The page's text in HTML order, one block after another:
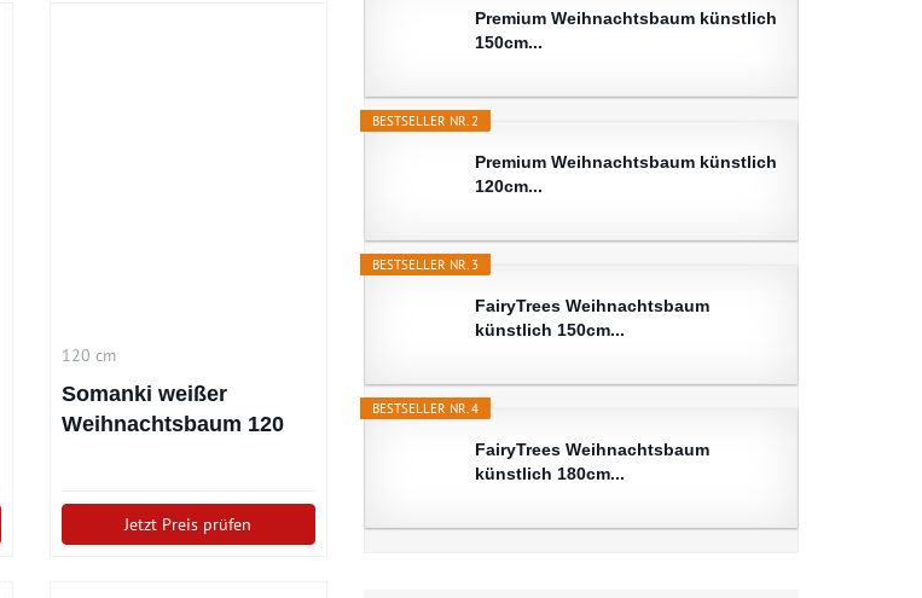
120 cm
Somanki weißer
Weihnachtsbaum 120
Jetzt Preis prüfen
Premium Weihnachtsbaum künstlich
150cm...
BESTSELLER NR. 2
Premium Weihnachtsbaum künstlich
120cm...
BESTSELLER NR. 3
FairyTrees Weihnachtsbaum
künstlich 150cm...
BESTSELLER NR. 4
FairyTrees Weihnachtsbaum
künstlich 180cm...